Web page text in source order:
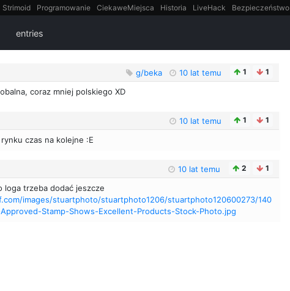
Strimoid Programowanie CiekaweMiejsca Historia LiveHack Bezpieczeństwo
entries
g/beka 10 lat temu 1 1
coraz mniej polskiego XD
10 lat temu 1 1
czas na kolejne :E
10 lat temu 2 1
loga trzeba dodać jeszcze
images/stuartphoto/stuartphoto1206/stuartphoto120600273/140
Stamp-Shows-Excellent-Products-Stock-Photo.jpg